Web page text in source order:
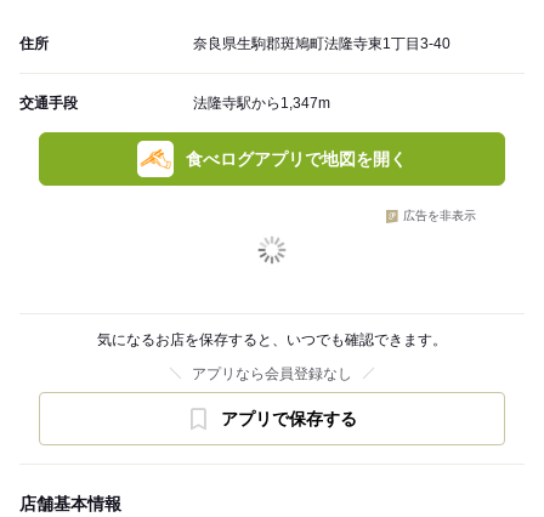
住所 奈良県生駒郡斑鳩町法隆寺東1丁目3‐40
交通手段 法隆寺駅から1,347m
食べログアプリで地図を開く
広告を非表示
気になるお店を保存すると、いつでも確認できます。
アプリなら会員登録なし
アプリで保存する
店舗基本情報